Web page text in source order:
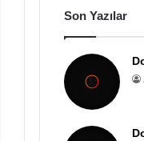
Son Yazılar